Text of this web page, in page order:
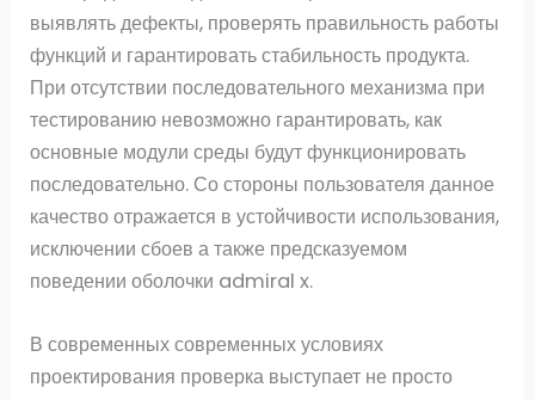
выявлять дефекты, проверять правильность работы
функций и гарантировать стабильность продукта.
При отсутствии последовательного механизма при
тестированию невозможно гарантировать, как
основные модули среды будут функционировать
последовательно. Со стороны пользователя данное
качество отражается в устойчивости использования,
исключении сбоев а также предсказуемом
поведении оболочки admiral x.
В современных современных условиях
проектирования проверка выступает не просто